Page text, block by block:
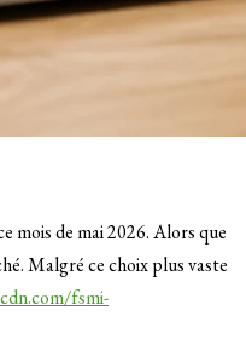
mois de mai 2026. Alors que
Malgré ce choix plus vaste
fsmi-